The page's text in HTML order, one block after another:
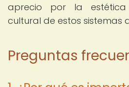
aprecio por la
cultural de estos sistemas
Preguntas